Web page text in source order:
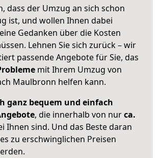
dass der Umzug an sich schon
ist, und wollen Ihnen dabei
Gedanken über die Kosten
Lehnen Sie sich zurück – wir
passende Angebote für Sie, das
mit Ihrem Umzug von
Maulbronn helfen kann.
ganz bequem und einfach
, die innerhalb von nurca.
Ihnen sind. Und das Beste daran
zu erschwinglichen Preisen